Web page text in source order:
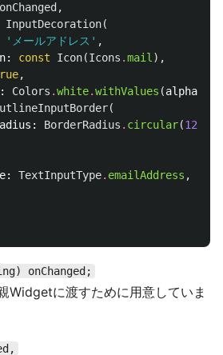
onChanged ,
InputDecoration(
'メールアドレス' ,
const Icon(Icons .mail ),
,
Colors .white.withValues (alpha:
(
BorderRadius . circular(12
TextInputType. emailAddress ,
onChanged;
Widgetに渡すために用意していま